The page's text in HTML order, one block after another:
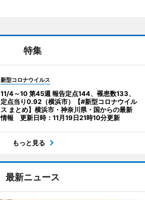
特集
新型コロナウイルス
11/4～10 第45週 報告定点144、罹患数133、
定点当り0.92（横浜市）【#新型コロナウイル
ス まとめ】横浜市・神奈川県・国からの最新
情報 更新日時：11月19日21時10分更新
もっと見る
最新ニュース